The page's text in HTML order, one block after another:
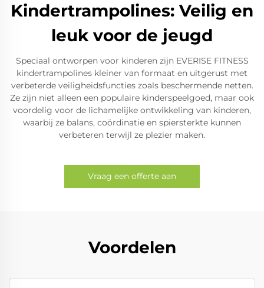
Kindertrampolines: Veilig en
leuk voor de jeugd
Speciaal ontworpen voor kinderen zijn EVERISE FITNESS
kindertrampolines kleiner van formaat en uitgerust met
verbeterde veiligheidsfuncties zoals beschermende netten.
Ze zijn niet alleen een populaire kinderspeelgoed, maar ook
voordelig voor de lichamelijke ontwikkeling van kinderen,
waarbij ze balans, coördinatie en spiersterkte kunnen
verbeteren terwijl ze plezier maken.
Vraag een offerte aan
Voordelen